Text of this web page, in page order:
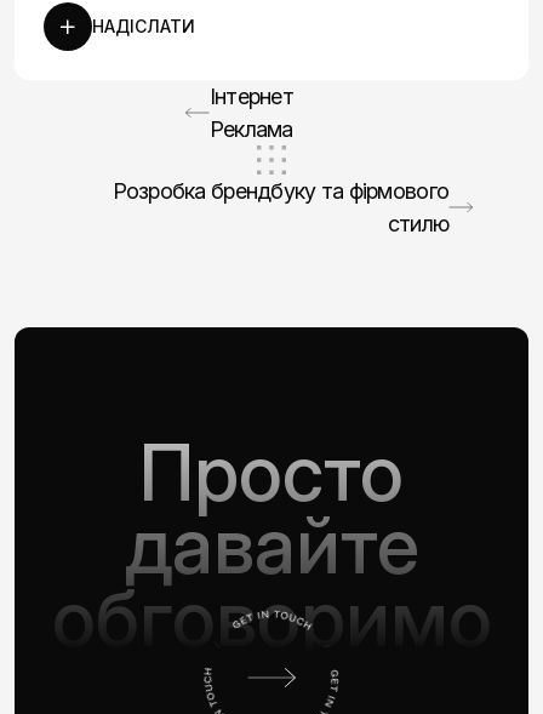
НАДІСЛАТИ
Інтернет
Реклама
Розробка брендбуку та фірмового
стилю
Просто
давайте
обговоримо